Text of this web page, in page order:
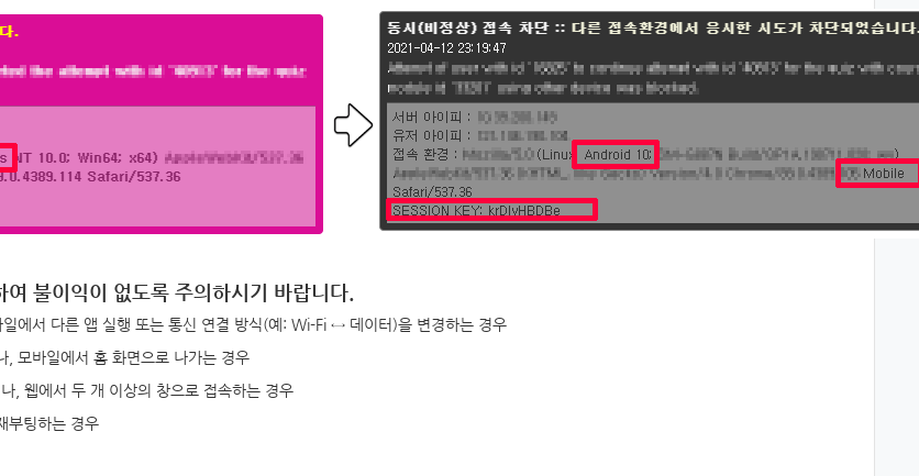
여 불이익이 없도록 주의 하시기 바랍니다.
에서 다른 앱 실행 또는 통신 연결 방식(예: Wi-Fi ↔ 데이터)을 변경하는 경우
, 모바일에서 홈 화면으로 나가는 경우
, 웹에서 두 개 이상의 창으로 접속하는 경우
부팅하는 경우